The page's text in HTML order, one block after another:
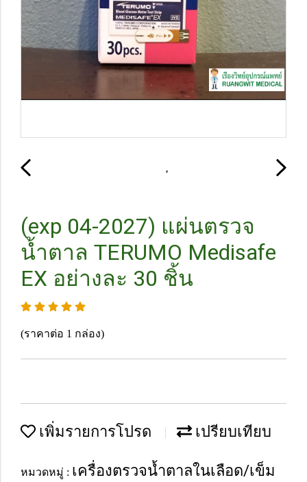
(exp 04-2027) แผ่นตรวจ
น้ำตาล TERUMO Medisafe
EX อย่างละ 30 ชิ้น
(ราคาต่อ 1 กล่อง)
เพิ่มรายการโปรด เปรียบเทียบ
หมวดหมู่ : เครื่องตรวจน้ำตาลในเลือด/เข็ม